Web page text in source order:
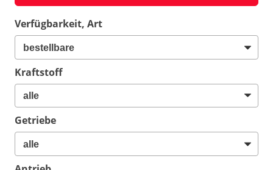
Verfügbarkeit, Art
Kraftstoff
Getriebe